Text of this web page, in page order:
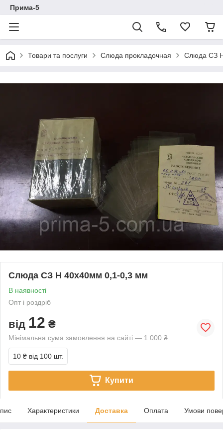
Прима-5
Товари та послуги Слюда прокладочная Слюда СЗ
Слюда СЗ Н 40х40мм 0,1-0,3 мм
В наявності
Опт і роздріб
від 12 ₴
Мінімальна сума замовлення на сайті — 1 000 ₴
10 ₴ від 100 шт.
Купити
Характеристики Доставка Оплата Умови